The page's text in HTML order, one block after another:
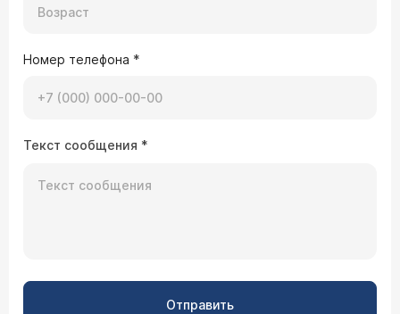
Номер телефона *
Текст сообщения *
Отправить